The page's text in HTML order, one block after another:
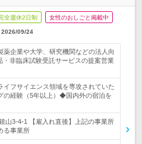
全週休2日制 女性のおしごと掲載中
2026/09/24
企業や大学、研究機関などの法人向
・非臨床試験受託サービスの提案営業
イフサイエンス領域を専攻されていた
の経験（5年以上）◆国内外の宿泊を
山3-4-1 【雇入れ直後】上記の事業所
る事業所